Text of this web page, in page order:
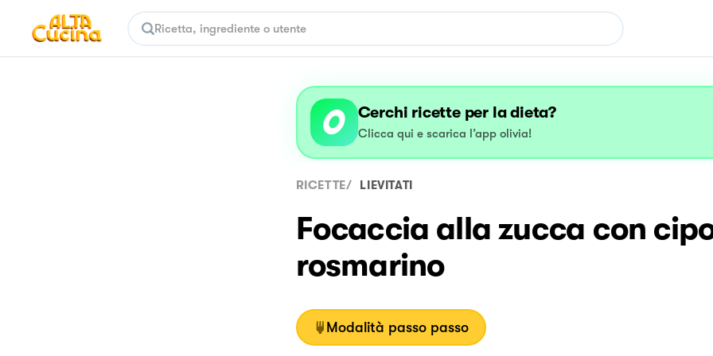
Cerchi ricette per la dieta?
Clicca qui e scarica l’app olivia!
RICETTE/ LIEVITATI
Focaccia alla zucca con
rosmarino
Modalità passo passo